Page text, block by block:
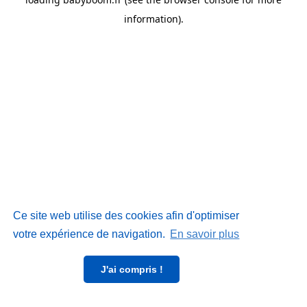
Ce site web utilise des cookies afin d'optimiser
votre expérience de navigation. En savoir plus
J'ai compris !
information).